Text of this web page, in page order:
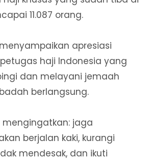
11.087 orang.
apresiasi
haji Indonesia yang
dan melayani jemaah
berlangsung.
mengingatkan: jaga
berjalan kaki, kurangi
mendesak, dan ikuti